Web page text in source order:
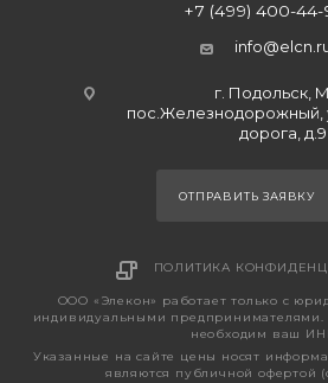
+7 (499) 400-44-
г. Подольск,
пос.Железнодорожный,
дорога, д.9
ОТПРАВИТЬ ЗАЯВКУ
ПОЛИТИКА
ООО «Элекон» работает только с
индивидуальными предпринимателями.
необходим ваш
Указанные на сайте цены носят
являются публичной офертой